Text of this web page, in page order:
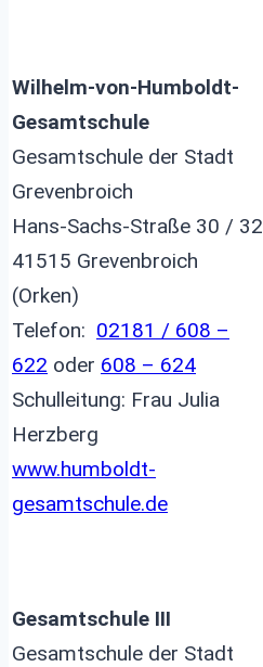
Wilhelm-von-Humboldt-
Gesamtschule
Gesamtschule der Stadt
Grevenbroich
Hans-Sachs-Straße 30 / 32
41515 Grevenbroich
(Orken)
Telefon: 02181 / 608 –
622 oder 608 – 624
Schulleitung: Frau Julia
Herzberg
www.humboldt-
gesamtschule.de
Gesamtschule III
Gesamtschule der Stadt